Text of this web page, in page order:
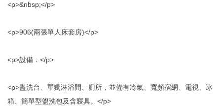
<p>&nbsp;</p>
<p>906(兩張單人床套房)</p>
<p>設備：</p>
<p>盥洗台、單獨淋浴間、廁所，並備有冷氣、寬頻宿網、電視、冰
箱、簡單型盥洗包及含寢具。</p>